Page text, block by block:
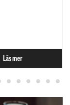
Läs mer